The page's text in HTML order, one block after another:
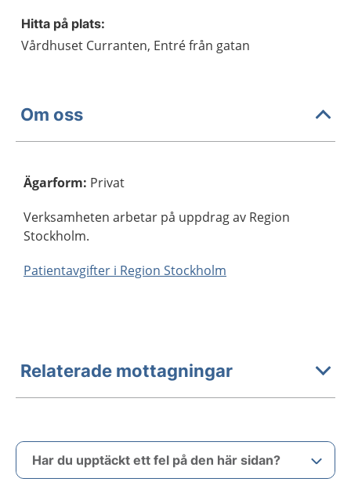
Hitta på plats:
Vårdhuset Curranten, Entré från gatan
Om oss
Ägarform: Privat
Verksamheten arbetar på uppdrag av Region
Stockholm.
Patientavgifter i Region Stockholm
Relaterade mottagningar
Har du upptäckt ett fel på den här sidan?